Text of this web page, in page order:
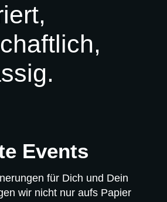
Events
für Dich und Dein
wir nicht nur aufs Papier